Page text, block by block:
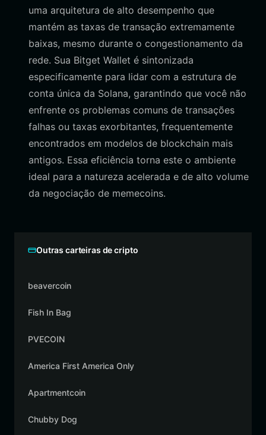
uma arquitetura de alto desempenho que
mantém as taxas de transação extremamente
baixas, mesmo durante o congestionamento da
rede. Sua Bitget Wallet é sintonizada
especificamente para lidar com a estrutura de
conta única da Solana, garantindo que você não
enfrente os problemas comuns de transações
falhas ou taxas exorbitantes, frequentemente
encontrados em modelos de blockchain mais
antigos. Essa eficiência torna este o ambiente
ideal para a natureza acelerada e de alto volume
da negociação de memecoins.
Outras carteiras de cripto
beavercoin
Fish In Bag
PVECOIN
America First America Only
Apartmentcoin
Chubby Dog